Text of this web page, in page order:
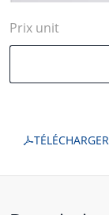
Prix unit